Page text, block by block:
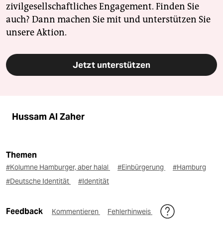
zivilgesellschaftliches Engagement. Finden Sie
auch? Dann machen Sie mit und unterstützen Sie
unsere Aktion.
Jetzt unterstützen
Hussam Al Zaher
Themen
#Kolumne Hamburger, aber halal #Einbürgerung
#Hamburg
#Deutsche Identität
#Identität
Feedback Kommentieren Fehlerhinweis